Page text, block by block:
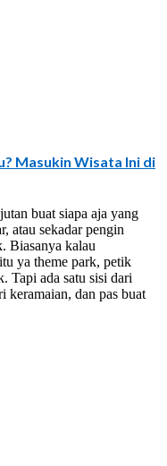
Masukin Wisata Ini di
buat siapa aja yang
atau sekadar pengin
Biasanya kalau
ya theme park, petik
Tapi ada satu sisi dari
keramaian, dan pas buat